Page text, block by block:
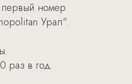
первый номер
Урал".
раз в год.